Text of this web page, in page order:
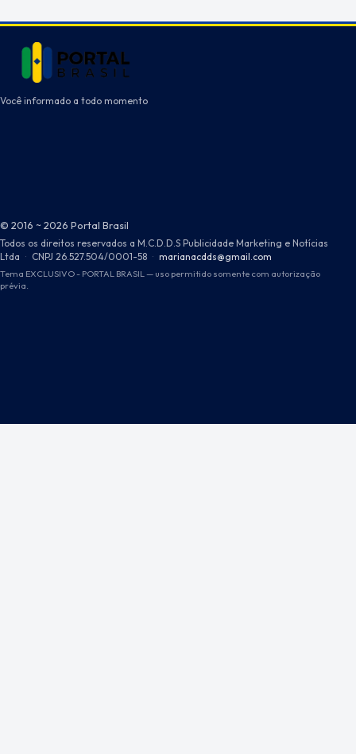
Você informado a todo momento
© 2016 ~ 2026 Portal Brasil
Todos os direitos reservados a M.C.D.D.S Publicidade Marketing e Notícias
Ltda · CNPJ 26.527.504/0001-58 · marianacdds@gmail.com
Tema EXCLUSIVO - PORTAL BRASIL — uso permitido somente com autorização
prévia.